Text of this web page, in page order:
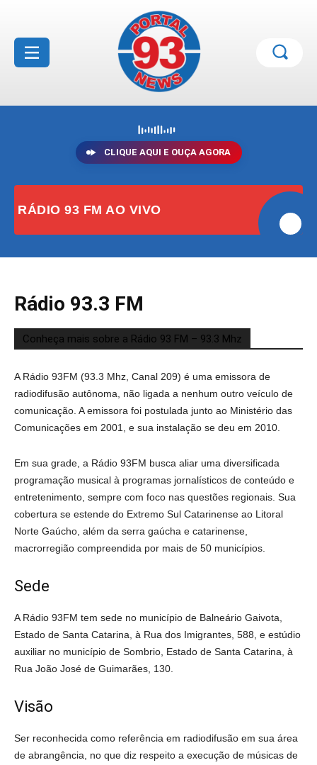
CLIQUE AQUI E OUÇA AGORA
RÁDIO 93 FM AO VIVO
Rádio 93.3 FM
Conheça mais sobre a Rádio 93 FM – 93.3 Mhz
A Rádio 93FM (93.3 Mhz, Canal 209) é uma emissora de
radiodifusão autônoma, não ligada a nenhum outro veículo de
comunicação. A emissora foi postulada junto ao Ministério das
Comunicações em 2001, e sua instalação se deu em 2010.
Em sua grade, a Rádio 93FM busca aliar uma diversificada
programação musical à programas jornalísticos de conteúdo e
entretenimento, sempre com foco nas questões regionais. Sua
cobertura se estende do Extremo Sul Catarinense ao Litoral
Norte Gaúcho, além da serra gaúcha e catarinense,
macrorregião compreendida por mais de 50 municípios.
Sede
A Rádio 93FM tem sede no município de Balneário Gaivota,
Estado de Santa Catarina, à Rua dos Imigrantes, 588, e estúdio
auxiliar no município de Sombrio, Estado de Santa Catarina, à
Rua João José de Guimarães, 130.
Visão
Ser reconhecida como referência em radiodifusão em sua área
de abrangência, no que diz respeito a execução de músicas de